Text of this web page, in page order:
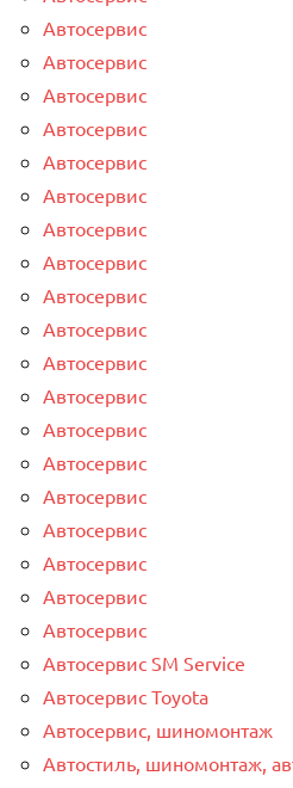
Автосервис
Автосервис
Автосервис
Автосервис
Автосервис
Автосервис
Автосервис
Автосервис
Автосервис
Автосервис
Автосервис
Автосервис
Автосервис
Автосервис
Автосервис
Автосервис
Автосервис
Автосервис
Автосервис
Автосервис SM Service
Автосервис Toyota
Автосервис, шиномонтаж
Автостиль, шиномонтаж,